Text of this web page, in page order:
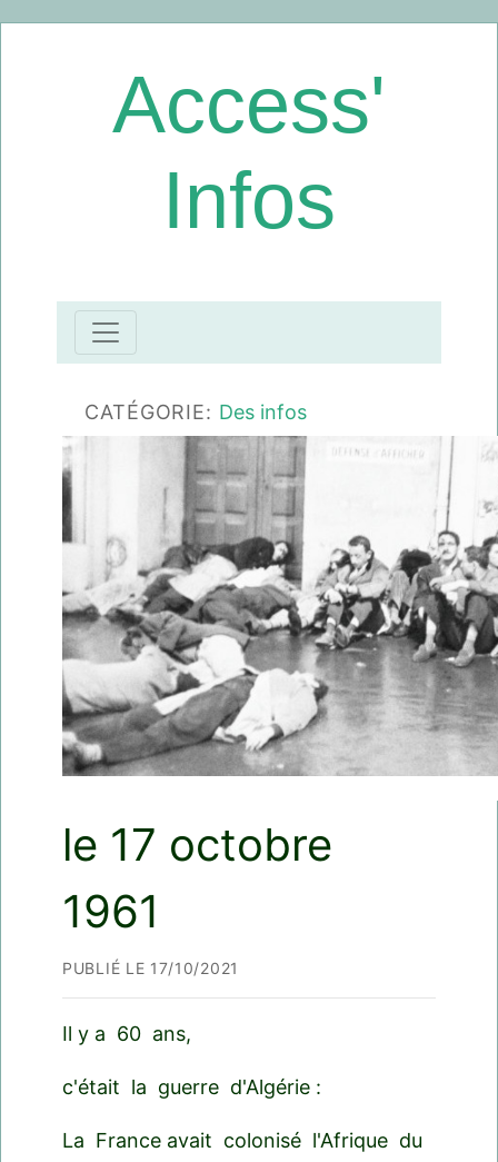
Access'
Infos
CATÉGORIE: Des infos
le 17 octobre
1961
PUBLIÉ LE 17/10/2021
Il y a 60 ans,
c'était la guerre d'Algérie :
La France avait colonisé l'Afrique du